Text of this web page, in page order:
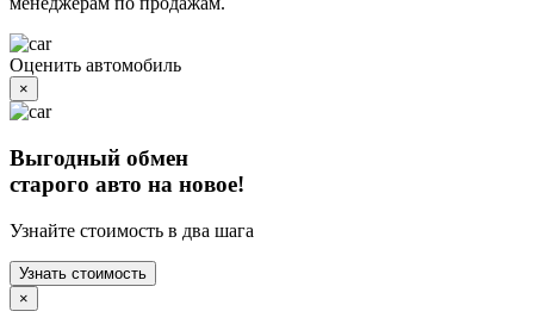
Оценить автомобиль
×
Выгодный обмен
старого авто на новое!
Узнайте стоимость в два шага
Узнать стоимость
×